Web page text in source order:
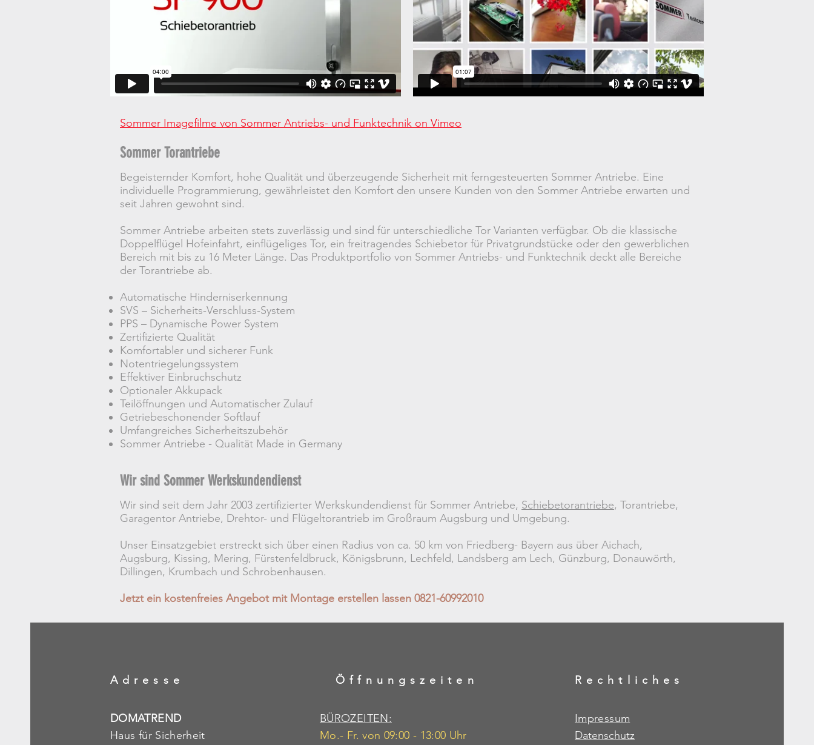
Sommer Imagefilme von Sommer Antriebs- und Funktechnik on Vimeo
Sommer Torantriebe
Begeisternder Komfort, hohe Qualität und überzeugende Sicherheit mit ferngesteuerten Sommer Antriebe. Eine
individuelle Programmierung, gewährleistet den Komfort den unsere Kunden von den Sommer Antriebe erwarten und
seit Jahren gewohnt sind.
Sommer Antriebe arbeiten stets zuverlässig und sind für unterschiedliche Tor Varianten verfügbar. Ob die klassische
Doppelflügel Hofeinfahrt, einflügeliges Tor, ein freitragendes Schiebetor für Privatgrundstücke oder den gewerblichen
Bereich mit bis zu 16 Meter Länge. Das Produktportfolio von Sommer Antriebs- und Funktechnik deckt alle Bereiche
der Torantriebe ab.
Automatische Hinderniserkennung
SVS – Sicherheits-Verschluss-System
PPS – Dynamische Power System
Zertifizierte Qualität
Komfortabler und sicherer Funk
Notentriegelungssystem
Effektiver Einbruchschutz
Optionaler Akkupack
Teilöffnungen und Automatischer Zulauf
Getriebeschonender Softlauf
Umfangreiches Sicherheitszubehör
Sommer Antriebe - Qualität Made in Germany
Wir sind Sommer Werkskundendienst
Wir sind seit dem Jahr 2003 zertifizierter Werkskundendienst für Sommer Antriebe, Schiebetorantriebe, Torantriebe,
Garagentor Antriebe, Drehtor- und Flügeltorantrieb im Großraum Augsburg und Umgebung.
Unser Einsatzgebiet erstreckt sich über einen Radius von ca. 50 km von Friedberg- Bayern aus über Aichach,
Augsburg, Kissing, Mering, Fürstenfeldbruck, Königsbrunn, Lechfeld, Landsberg am Lech, Günzburg, Donauwörth,
Dillingen, Krumbach und Schrobenhausen.
Jetzt ein kostenfreies Angebot mit Montage erstellen lassen 0821-60992010
Adresse
DOMATREND
Haus für Sicherheit
Öffnungszeiten
BÜROZEITEN:
Mo.- Fr. von 09:00 - 13:00 Uhr
Rechtliches
Impressum
Datenschutz